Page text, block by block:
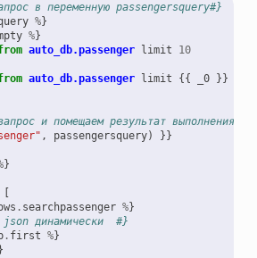
в переменную passengersquery#}
%}
%}
auto_db.passenger limit
10
auto_db.passenger limit {{ _0
}}
и помещаем результат выполнения
, passengersquery) }}
}
. searchpassenger %}
json динамически  #}
. first %}